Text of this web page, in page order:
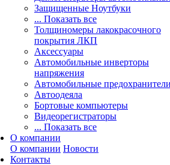
Защищенные Ноутбуки
... Показать все
Толщиномеры лакокрасочного
покрытия ЛКП
Аксессуары
Автомобильные инверторы
напряжения
Автомобильные
Автоодеяла
Бортовые компьютеры
Видеорегистраторы
... Показать все
О компании
О компании Новости
Контакты